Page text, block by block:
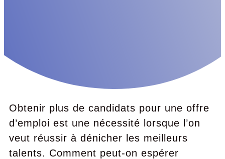
Obtenir plus de candidats pour une offre
d’emploi est une nécessité lorsque l’on
veut réussir à dénicher les meilleurs
talents. Comment peut-on espérer